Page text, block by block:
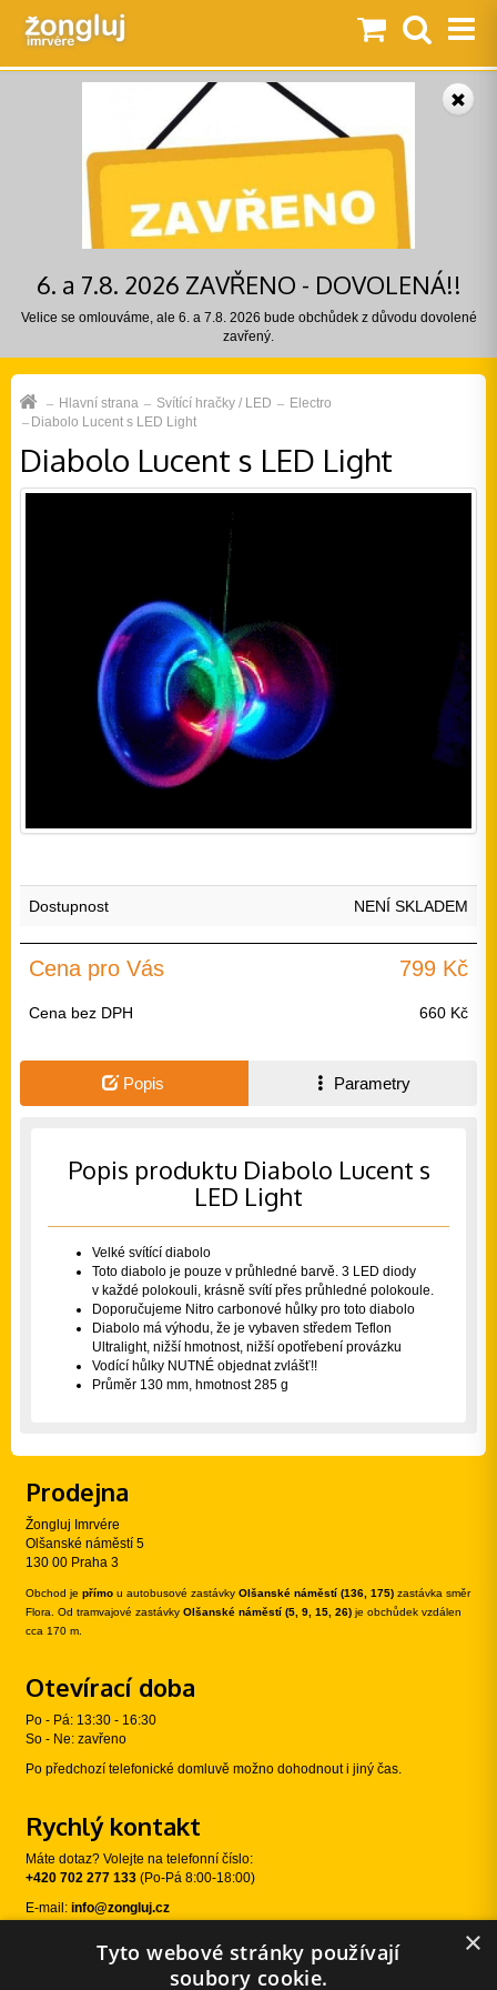
6. a 7.8. 2026 ZAVŘENO - DOVOLENÁ!!
Velice se omlouváme, ale 6. a 7.8. 2026 bude obchůdek z důvodu dovolené
zavřený.
Hlavní strana Svítící hračky / LED
Electro
Diabolo Lucent s LED Light
Diabolo Lucent s LED Light
Dostupnost NENÍ SKLADEM
Cena pro Vás 799 Kč
Cena bez DPH 660 Kč
Popis Parametry
Popis produktu Diabolo Lucent s
LED Light
Velké svítící diabolo
Toto diabolo je pouze v průhledné barvě. 3 LED diody
v každé polokouli, krásně svítí přes průhledné polokoule.
Doporučujeme Nitro carbonové hůlky pro toto diabolo
Diabolo má výhodu, že je vybaven středem Teflon
Ultralight, nižší hmotnost, nižší opotřebení provázku
Vodící hůlky NUTNÉ objednat zvlášť!!
Průměr 130 mm, hmotnost 285 g
Prodejna
Žongluj Imrvére
Olšanské náměstí 5
130 00 Praha 3
Obchod je přímo u autobusové zastávky Olšanské náměstí (136, 175) zastávka směr
Flora. Od tramvajové zastávky Olšanské náměstí (5, 9, 15, 26) je obchůdek vzdálen
cca 170 m.
Otevírací doba
Po - Pá: 13:30 - 16:30
So - Ne: zavřeno
Po předchozí telefonické domluvě možno dohodnout i jiný čas.
Rychlý kontakt
Máte dotaz? Volejte na telefonní číslo:
+420 702 277 133 (Po-Pá 8:00-18:00)
E-mail: info@zongluj.cz
Sledujte nás
×
Tyto webové stránky používají
soubory cookie.